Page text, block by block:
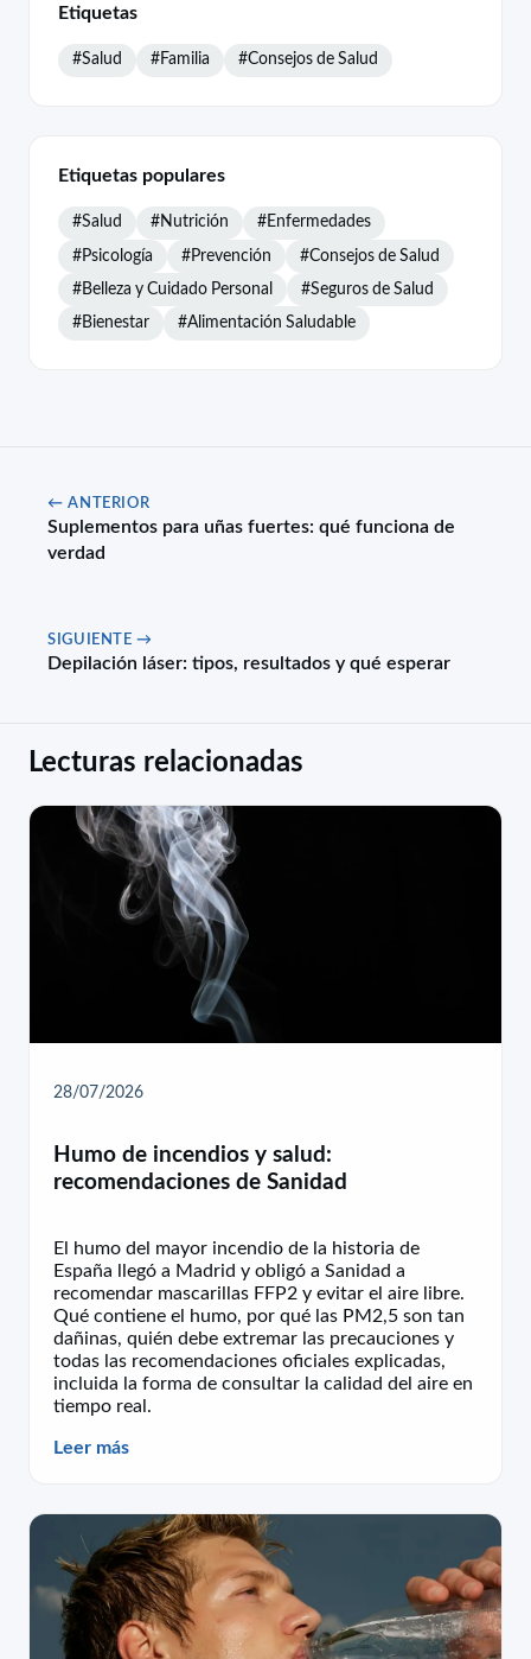
Etiquetas
#Salud #Familia #Consejos de Salud
Etiquetas populares
#Salud #Nutrición #Enfermedades
#Psicología #Prevención #Consejos de Salud
#Belleza y Cuidado Personal #Seguros de Salud
#Bienestar #Alimentación Saludable
← ANTERIOR
Suplementos para uñas fuertes: qué funciona de
verdad
SIGUIENTE →
Depilación láser: tipos, resultados y qué esperar
Lecturas relacionadas
28/07/2026
Humo de incendios y salud:
recomendaciones de Sanidad
El humo del mayor incendio de la historia de
España llegó a Madrid y obligó a Sanidad a
recomendar mascarillas FFP2 y evitar el aire libre.
Qué contiene el humo, por qué las PM2,5 son tan
dañinas, quién debe extremar las precauciones y
todas las recomendaciones oficiales explicadas,
incluida la forma de consultar la calidad del aire en
tiempo real.
Leer más